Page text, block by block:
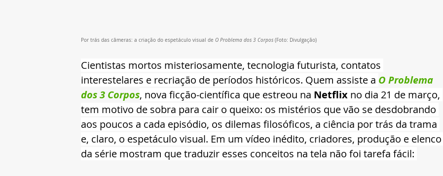
Por trás das câmeras: a criação do espetáculo visual de O Problema dos 3 Corpos (Foto: Divulgação)
Cientistas mortos misteriosamente, tecnologia futurista, contatos
interestelares e recriação de períodos históricos. Quem assiste a O Problema
dos 3 Corpos, nova ficção-científica que estreou na Netflix no dia 21 de março,
tem motivo de sobra para cair o queixo: os mistérios que vão se desdobrando
aos poucos a cada episódio, os dilemas filosóficos, a ciência por trás da trama
e, claro, o espetáculo visual. Em um vídeo inédito, criadores, produção e elenco
da série mostram que traduzir esses conceitos na tela não foi tarefa fácil: